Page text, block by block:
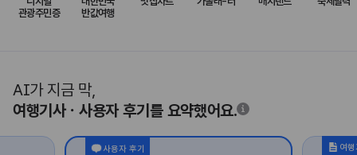
관광주민증
반값여행
AI가 지금 막,
여행기사ㆍ사용자 후기를 요약했어요.
사용자 후기 여